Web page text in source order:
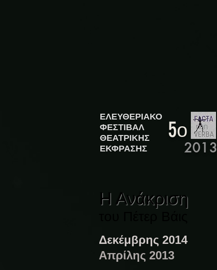
ΕΛΕΥΘΕΡΙΑΚΟ
ΦΕΣΤΙΒΑΛ
ΘΕΑΤΡΙΚΗΣ
ΕΚΦΡΑΣΗΣ
5ο
2013
Απρίλης 2013
Δεκέμβρης 2014
Η Ανάκριση